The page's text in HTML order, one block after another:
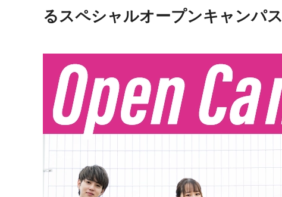
るスペシャルオープンキャンパス